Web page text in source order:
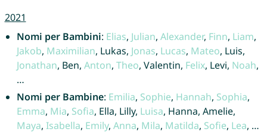
2021
Nomi per Bambini: Elias, Julian, Alexander, Finn, Liam,
Jakob, Maximilian, Lukas, Jonas, Lucas, Mateo, Luis,
Jonathan, Ben, Anton, Theo, Valentin, Felix, Levi, Noah,
…
Nomi per Bambine: Emilia, Sophie, Hannah, Sophia,
Emma, Mia, Sofia, Ella, Lilly, Luisa, Hanna, Amelie,
Maya, Isabella, Emily, Anna, Mila, Matilda, Sofie, Lea, …